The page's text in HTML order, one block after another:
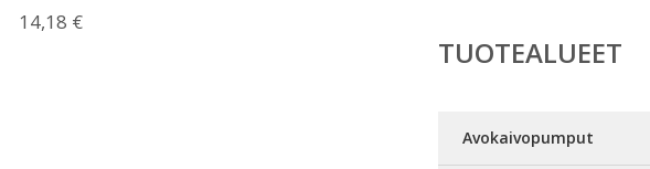
14,18 €
TUOTEALUEET
Avokaivopumput